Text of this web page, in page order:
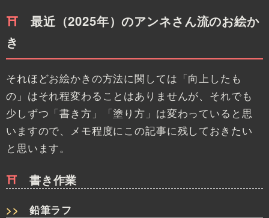
最近（2025年）のアンネさん流のお絵か
き
それほどお絵かきの方法に関しては「向上したも
の」はそれ程変わることはありませんが、それでも
少しずつ「書き方」「塗り方」は変わっていると思
いますので、メモ程度にこの記事に残しておきたい
と思います。
書き作業
鉛筆ラフ